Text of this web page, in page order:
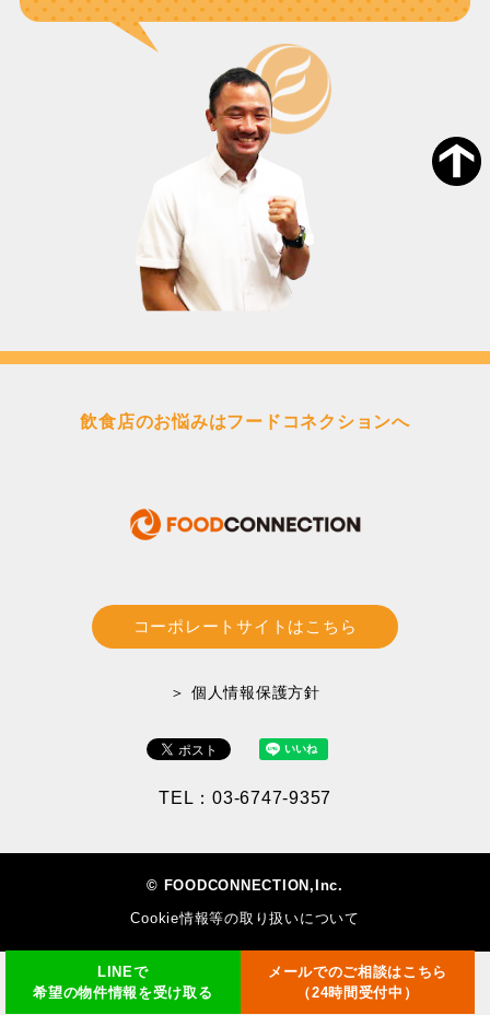
LINEで
希望の物件情報を受け取る
メールでのご相談はこちら
（24時間受付中）
飲食店のお悩みはフードコネクションへ
コーポレートサイトはこちら
＞ 個人情報保護方針
TEL：03-6747-9357
© FOODCONNECTION,Inc.
Cookie情報等の取り扱いについて